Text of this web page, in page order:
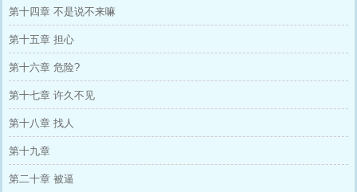
第十四章 不是说不来嘛
第十五章 担心
第十六章 危险?
第十七章 许久不见
第十八章 找人
第十九章
第二十章 被逼